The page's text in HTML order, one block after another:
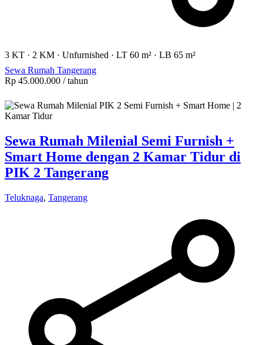
3 KT · 2 KM · Unfurnished · LT 60 m² · LB 65 m²
Sewa Rumah Tangerang
Rp 45.000.000 / tahun
Sewa Rumah Milenial Semi Furnish +
Smart Home dengan 2 Kamar Tidur di
PIK 2 Tangerang
Teluknaga, Tangerang